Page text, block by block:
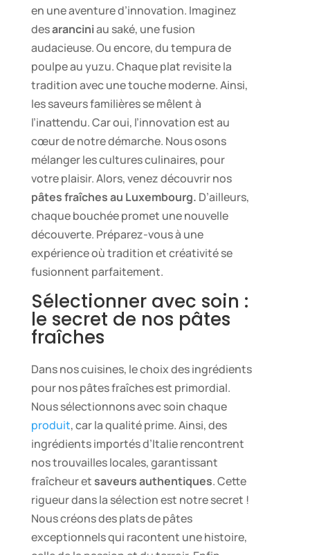
en une aventure d’innovation. Imaginez
desaranciniau saké, une fusion
audacieuse. Ou encore, du tempura de
poulpe au yuzu. Chaque plat revisite la
tradition avec une touche moderne. Ainsi,
les saveurs familières se mêlent à
l’inattendu. Car oui, l’innovation est au
cœur de notre démarche. Nous osons
mélanger les cultures culinaires, pour
votre plaisir. Alors, venez découvrir nos
pâtes fraîches au Luxembourg. D’ailleurs,
chaque bouchée promet une nouvelle
découverte. Préparez-vous à une
expérience où tradition et créativité se
fusionnent parfaitement.
Sélectionner avec soin :
le secret de nos pâtes
fraîches
Dans nos cuisines, le choix des ingrédients
pour nos pâtes fraîches est primordial.
Nous sélectionnons avec soin chaque
produit, car la qualité prime. Ainsi, des
ingrédients importés d’Italie rencontrent
nos trouvailles locales, garantissant
fraîcheur et saveurs authentiques. Cette
rigueur dans la sélection est notre secret !
Nous créons des plats de pâtes
exceptionnels qui racontent une histoire,